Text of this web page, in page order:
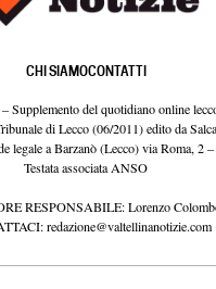
CHI SIAMOCONTATTI
Supplemento del quotidiano online
di Lecco (06/2011) edito da
legale a Barzanò (Lecco) via Roma, 2
Testata associata ANSO
RESPONSABILE: Lorenzo
redazione@valtellinanotizie.com